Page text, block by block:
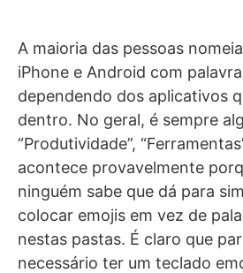
A maioria das pessoas
iPhone e Android com
dependendo dos aplicativos
dentro. No geral, é sempre
“Produtividade”,
acontece provavelmente
ninguém sabe que dá para
colocar emojis em vez de
nestas pastas. É claro que
necessário ter um teclado